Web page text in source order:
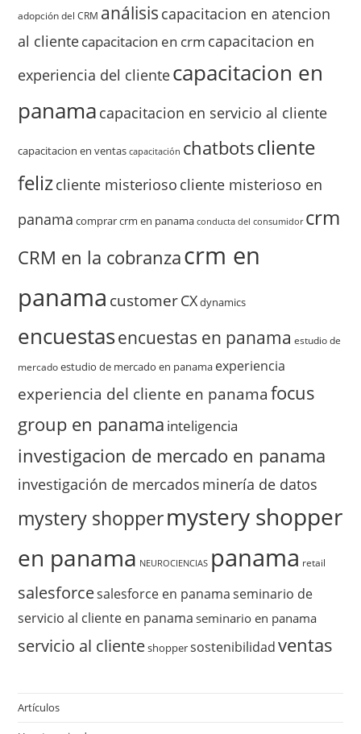
adopción del CRM análisis capacitacion en atencion
al clientecapacitacion en crm capacitacion en
experiencia del clientecapacitacion en
panama capacitacion en servicio al cliente
capacitacion en ventas capacitación chatbotscliente
felizcliente misterioso cliente misterioso en
panama comprar crm en panama conducta del consumidor crm
CRM en la cobranzacrm en
panama customerCXdynamics
encuestasencuestas en panama estudio de
mercado estudio de mercado en panama experiencia
experiencia del cliente en panama focus
group en panama inteligencia
investigacion de mercado en panama
investigación de mercados minería de datos
mystery shoppermystery shopper
en panama NEUROCIENCIAS panama retail
salesforcesalesforce en panama seminario de
servicio al cliente en panama seminario en panama
servicio al clienteshoppersostenibilidad ventas
Artículos